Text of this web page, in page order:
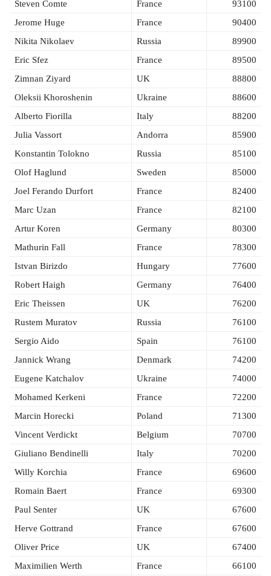
Steven Comte France
93100
Jerome Huge
France
90400
Nikita Nikolaev
Russia
89900
Eric Sfez
France
89500
Zimnan Ziyard
UK
88800
Oleksii Khoroshenin
Ukraine
88600
Alberto Fiorilla
Italy
88200
Julia Vassort
Andorra
85900
Konstantin Tolokno
Russia
85100
Olof Haglund
Sweden
85000
Joel Ferando Durfort
France
82400
Marc Uzan
France
82100
Artur Koren
Germany
80300
Mathurin Fall
France
78300
Istvan Birizdo
Hungary
77600
Robert Haigh
Germany
76400
Eric Theissen
UK
76200
Rustem Muratov
Russia
76100
Sergio Aido
Spain
76100
Jannick Wrang
Denmark
74200
Eugene Katchalov
Ukraine
74000
Mohamed Kerkeni
France
72200
Marcin Horecki
Poland
71300
Vincent Verdickt
Belgium
70700
Giuliano Bendinelli
Italy
70200
Willy Korchia
France
69600
Romain Baert
France
69300
Paul Senter
UK
67600
Herve Gottrand
France
67600
Oliver Price
UK
67400
Maximilien Werth
France
66100